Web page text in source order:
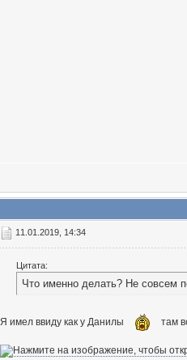
11.01.2019, 14:34
Цитата:
Что именно делать? Не совсем
Я имел ввиду как у Данилы там